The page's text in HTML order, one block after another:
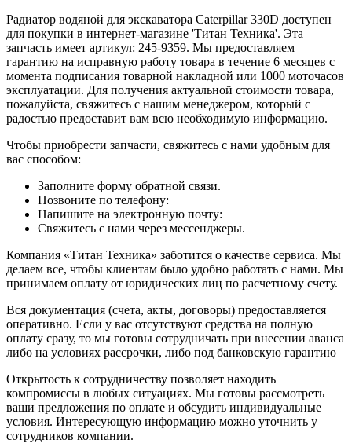
Радиатор водяной для экскаватора Caterpillar 330D доступен
для покупки в интернет-магазине 'Титан Техника'. Эта
запчасть имеет артикул: 245-9359. Мы предоставляем
гарантию на исправную работу товара в течение 6 месяцев с
момента подписания товарной накладной или 1000 моточасов
эксплуатации. Для получения актуальной стоимости товара,
пожалуйста, свяжитесь с нашим менеджером, который с
радостью предоставит вам всю необходимую информацию.
Чтобы приобрести запчасти, свяжитесь с нами удобным для
вас способом:
Заполните форму обратной связи.
Позвоните по телефону:
Напишите на электронную почту:
Свяжитесь с нами через мессенджеры.
Компания «Титан Техника» заботится о качестве сервиса. Мы
делаем все, чтобы клиентам было удобно работать с нами. Мы
принимаем оплату от юридических лиц по расчетному счету.
Вся документация (счета, акты, договоры) предоставляется
оперативно. Если у вас отсутствуют средства на полную
оплату сразу, то мы готовы сотрудничать при внесении аванса
либо на условиях рассрочки, либо под банковскую гарантию
Открытость к сотрудничеству позволяет находить
компромиссы в любых ситуациях. Мы готовы рассмотреть
ваши предложения по оплате и обсудить индивидуальные
условия. Интересующую информацию можно уточнить у
сотрудников компании.